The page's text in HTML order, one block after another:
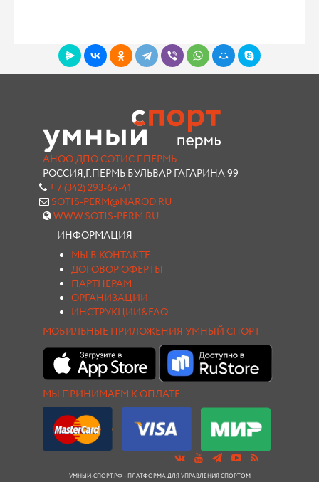
АНОО ДПО СОТИС Г.ПЕРМЬ
РОССИЯ,Г.ПЕРМЬ БУЛЬВАР ГАГАРИНА 99
+ 7 (342) 293-64-41
SOTIS-PERM@NAROD.RU
WWW.SOTIS-PERM.RU
ИНФОРМАЦИЯ
МЫ В КОНТАКТЕ
ДОГОВОР ОФЕРТЫ
ПАРТНЕРАМ
ОРГАНИЗАЦИИ
ИНСТРУКЦИИ&FAQ
МОБИЛЬНЫЕ ПРИЛОЖЕНИЯ УМНЫЙ СПОРТ
МЫ ПРИНИМАЕМ К ОПЛАТЕ
УМНЫЙ-СПОРТ.РФ - ПЛАТФОРМА ДЛЯ УПРАВЛЕНИЯ СПОРТОМ